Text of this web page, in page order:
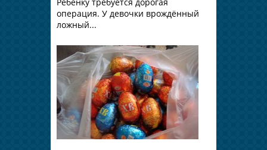
операция. У девочки врождённый
ложный...